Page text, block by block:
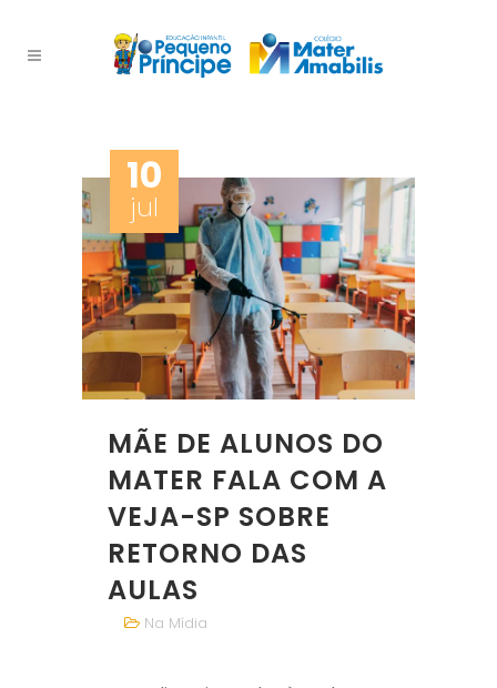
10
jul
MÃE DE ALUNOS DO
MATER FALA COM A
VEJA-SP SOBRE
RETORNO DAS
AULAS
Na Mídia